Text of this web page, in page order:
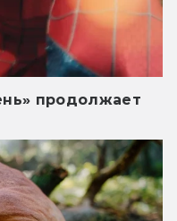
продолжает